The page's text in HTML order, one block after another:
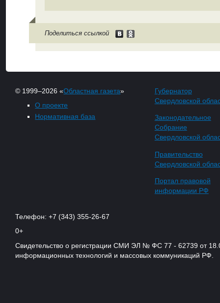
Поделиться ссылкой
© 1999–2026 «Областная газета»
О проекте
Нормативная база
Губернатор
Свердловской
Законодательное
Собрание
Свердловской
Правительство
Свердловской
Портал правовой
информации РФ
Телефон: +7 (343) 355-26-67
0+
Свидетельство о регистрации СМИ ЭЛ № ФС 77 - 62739 от
информационных технологий и массовых коммуникаций РФ.